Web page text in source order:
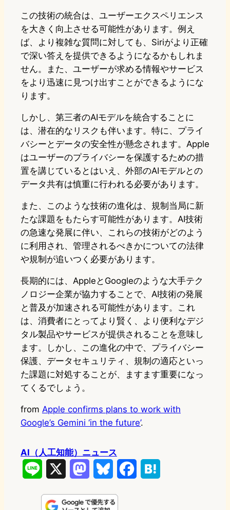
この技術の統合は、ユーザーエクスペリエンス
を大きく向上させる可能性があります。例え
ば、より複雑な質問に対しても、Siriがより正確
で深い答えを提供できるようになるかもしれま
せん。また、ユーザーが求める情報やサービス
をより迅速に見つけ出すことができるようにな
ります。
しかし、第三者のAIモデルを統合することに
は、潜在的なリスクも伴います。特に、プライ
バシーとデータの安全性が懸念されます。Apple
はユーザーのプライバシーを保護するための措
置を講じているとはいえ、外部のAIモデルとの
データ共有は慎重に行われる必要があります。
また、このような技術の進化は、規制当局に新
たな課題をもたらす可能性があります。AI技術
の急速な発展に伴い、これらの技術がどのよう
に利用され、管理されるべきかについての法律
や規制が追いつく必要があります。
長期的には、AppleとGoogleのような大手テク
ノロジー企業が協力することで、AI技術の発展
と普及が加速される可能性があります。これ
は、消費者にとってより賢く、より便利なデジ
タル製品やサービスが提供されることを意味し
ます。しかし、この進化の中で、プライバシー
保護、データセキュリティ、規制の適応といっ
た課題に対処することが、ますます重要になっ
てくるでしょう。
from Apple confirms plans to work with
Google’s Gemini ‘in the future’.
AI（人工知能）ニュース